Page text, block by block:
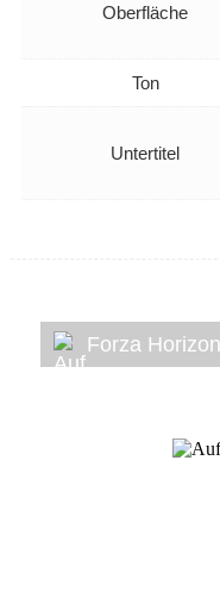
Oberfläche
Ton
Untertitel
Forza